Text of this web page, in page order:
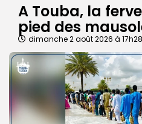
A Touba, la
pied des
dimanche 2 août 2026 à 17h28